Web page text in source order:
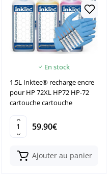
En stock
1.5L Inktec® recharge encre
pour HP 72XL HP72 HP-72
cartouche cartouche
59.90€
Ajouter au panier